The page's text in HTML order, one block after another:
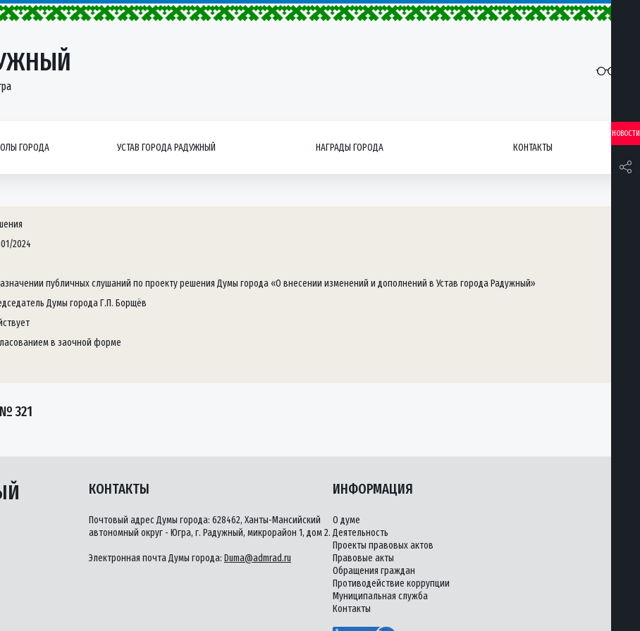
ГОРОДА УСТАВ ГОРОДА РАДУЖНЫЙ НАГРАДЫ ГОРОДА КОНТАКТЫ
НОВОСТИ
2024
публичных слушаний по проекту решения Думы города «О внесении изменений и дополнений в Устав города Радужный»
Думы города Г.П. Борщёв
в заочной форме
321
КОНТАКТЫ
Почтовый адрес Думы города: 628462, Ханты-Мансийский
автономный округ - Югра, г. Радужный, микрорайон 1, дом 2.
Электронная почта Думы города: Duma@admrad.ru
ИНФОРМАЦИЯ
О думе
Деятельность
Проекты правовых актов
Правовые акты
Обращения граждан
Противодействие коррупции
Муниципальная служба
Контакты